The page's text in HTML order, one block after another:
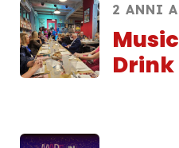
2 ANNI
Drink